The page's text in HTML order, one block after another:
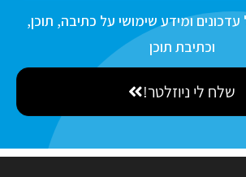
ומידע שימושי על כתיבה, תוכן,
וכתיבת תוכן
שלח לי ניוזלטר!